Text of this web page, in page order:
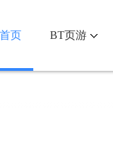
首页 BT页游